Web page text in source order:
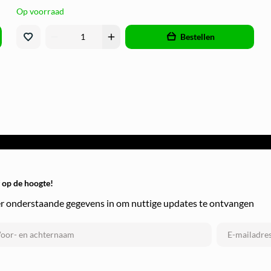
Op voorraad
add Bestellen
de hoogte!
onderstaande gegevens in om nuttige updates te ontvangen